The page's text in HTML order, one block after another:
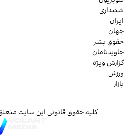
شنیداری
ایران
جهان
حقوق بشر
جاویدنامان
گزارش ویژه
ورزش
بازار
کلیه حقوق قانونی این سایت